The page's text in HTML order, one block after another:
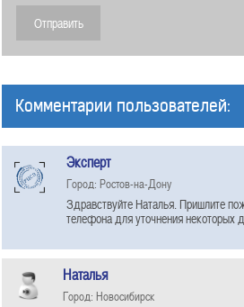
Комментарии пользователей:
Эксперт
Город: Ростов-на-Дону
Здравствуйте Наталья. Пришлите
телефона для уточнения некоторых
Наталья
Город: Новосибирск